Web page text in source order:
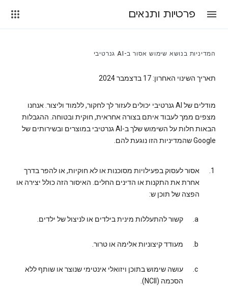
פרטיות ותנאים
המדיניות בנושא שימוש אסור ב-AI גנרטיבי
תאריך השינוי האחרון: 17 בדצמבר 2024
מודלים של AI גנרטיבי יכולים לעזור לך לחקור, ללמוד וליצור. אנחנו
מצפים ממך לעבוד איתם בצורה אחראית, חוקית ובטוחה. ההגבלות
הבאות חלות על השימוש שלך ב-AI גנרטיבי במוצרים ובשירותים של
Google שהמדיניות הזו נוגעת להם.
אסור לעסוק בפעילויות מסוכנות או לא חוקיות, או להפר בדרך
אחרת את התקנות או הדינים החלים. האיסור הזה כולל יצירה או
הפצה של תוכן ש:
קשור להתעללות מינית בילדים או לניצול של ילדים.
מעודד קיצוניות אלימה או טרור.
עושה שימוש בתוכן ויזואלי אינטימי שנוצר או שותף ללא
הסכמה (NCII).